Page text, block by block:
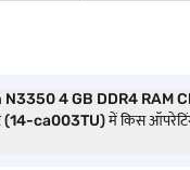
4 GB DDR4 RAM
(14-ca003TU) में किस